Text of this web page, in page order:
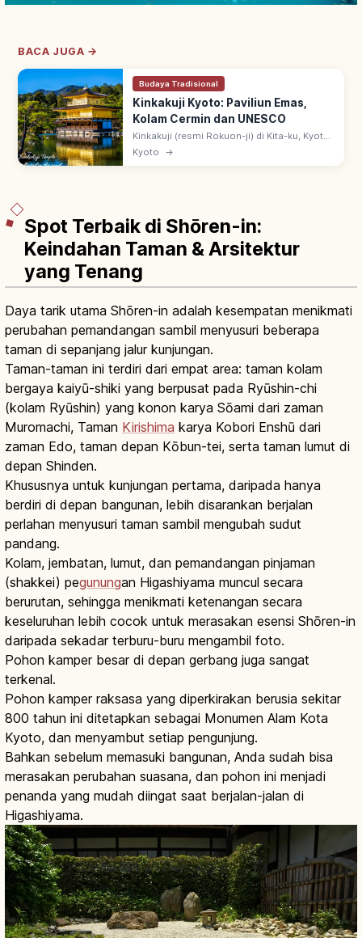
BACA JUGA →
Budaya Tradisional
Kinkakuji Kyoto: Paviliun Emas,
Kolam Cermin dan UNESCO
Kinkakuji (resmi Rokuon-ji) di Kita-ku, Kyoto:
paviliun 3 lantai berlapis daun emas
(Shariden), didirikan Ashikaga Yoshimitsu.
Kyoto →
Spot Terbaik di Shōren-in:
Keindahan Taman & Arsitektur
yang Tenang
Daya tarik utama Shōren-in adalah kesempatan menikmati
perubahan pemandangan sambil menyusuri beberapa
taman di sepanjang jalur kunjungan.
Taman-taman ini terdiri dari empat area: taman kolam
bergaya kaiyū-shiki yang berpusat pada Ryūshin-chi
(kolam Ryūshin) yang konon karya Sōami dari zaman
Muromachi, Taman Kirishima karya Kobori Enshū dari
zaman Edo, taman depan Kōbun-tei, serta taman lumut di
depan Shinden.
Khususnya untuk kunjungan pertama, daripada hanya
berdiri di depan bangunan, lebih disarankan berjalan
perlahan menyusuri taman sambil mengubah sudut
pandang.
Kolam, jembatan, lumut, dan pemandangan pinjaman
(shakkei) pegunungan Higashiyama muncul secara
berurutan, sehingga menikmati ketenangan secara
keseluruhan lebih cocok untuk merasakan esensi Shōren-in
daripada sekadar terburu-buru mengambil foto.
Pohon kamper besar di depan gerbang juga sangat
terkenal.
Pohon kamper raksasa yang diperkirakan berusia sekitar
800 tahun ini ditetapkan sebagai Monumen Alam Kota
Kyoto, dan menyambut setiap pengunjung.
Bahkan sebelum memasuki bangunan, Anda sudah bisa
merasakan perubahan suasana, dan pohon ini menjadi
penanda yang mudah diingat saat berjalan-jalan di
Higashiyama.